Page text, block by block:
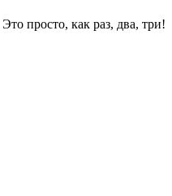
просто, как раз, два, три!